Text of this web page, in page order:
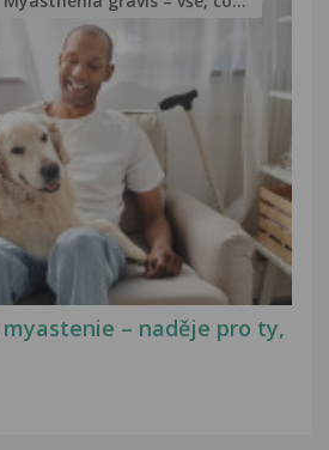
– naděje pro ty,